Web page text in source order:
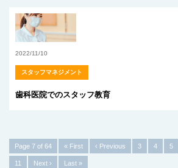
2022/11/10
スタッフマネジメント
歯科医院でのスタッフ教育
Page 7 of 64 « First ‹ Previous 3 4 5
11 Next › Last »